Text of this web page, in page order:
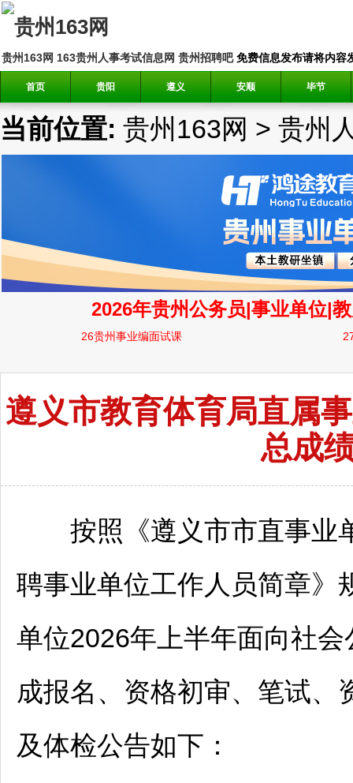
贵州163网 163贵州人事考试信息网 贵州招聘吧免费信息发布请将内容
首页 贵阳 遵义 安顺 毕节
当前位置: 贵州163网 > 贵州
遵义市教育体育局直属
总成
按照《遵义市市直事业
聘事业单位工作人员简章》
单位2026年上半年面向社会
成报名、资格初审、笔试、
及体检公告如下：